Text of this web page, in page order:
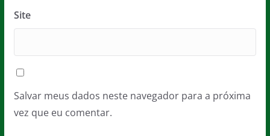
Site
Salvar meus dados neste navegador para a próxima
vez que eu comentar.